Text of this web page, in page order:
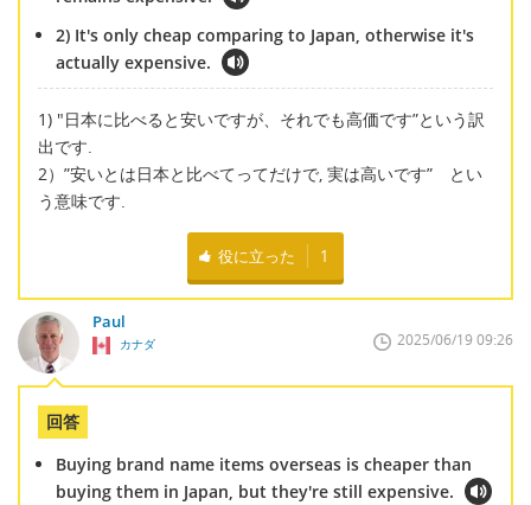
2) It's only cheap comparing to Japan, otherwise it's
actually expensive.
1) "日本に比べると安いですが、それでも高価です”という訳
出です.
2）”安いとは日本と比べてってだけで, 実は高いです” とい
う意味です.
役に立った 1
Paul
カナダ 2025/06/19 09:26
回答
Buying brand name items overseas is cheaper than
buying them in Japan, but they're still expensive.